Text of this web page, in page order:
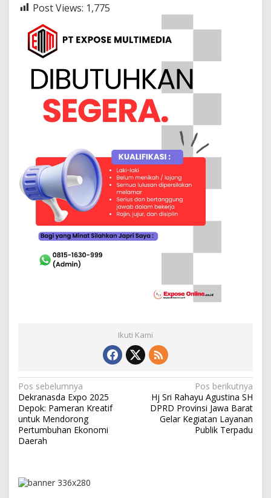
a
z
Post Views: 1,775
Ikuti Kami
N
a
v
i
a
s
Pos sebelumnya
Dekranasda Expo 2025
Depok: Pameran Kreatif
untuk Mendorong
Pertumbuhan Ekonomi
Daerah
Pos berikutnya
Hj Sri Rahayu Agustina SH
DPRD Provinsi Jawa Barat
Gelar Kegiatan Layanan
Publik Terpadu